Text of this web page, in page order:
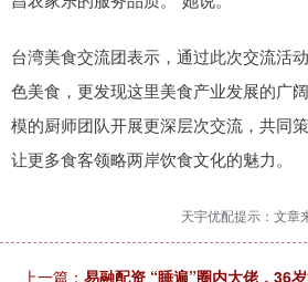
台湾美食交流团表示，通过此次交流活
色美食，更发现这里美食产业发展的广
模的厨师团队开展更深层次交流，共同
让更多食客领略两岸饮食文化的魅力。
天宇优配提示：文章
上一篇： 易融配资 “睡遍”圈内大佬，36